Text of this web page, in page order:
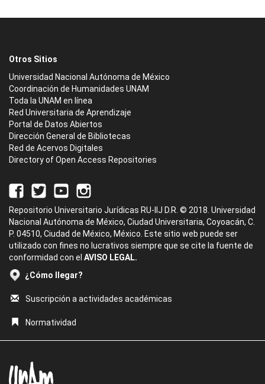
Otros Sitios
Universidad Nacional Autónoma de México
Coordinación de Humanidades UNAM
Toda la UNAM en línea
Red Universitaria de Aprendizaje
Portal de Datos Abiertos
Dirección General de Bibliotecas
Red de Acervos Digitales
Directory of Open Access Repositories
Repositorio Universitario Jurídicas RU-IIJ D.R. © 2018. Universidad
Nacional Autónoma de México, Ciudad Universitaria, Coyoacán, C.
P. 04510, Ciudad de México, México. Este sitio web puede ser
utilizado con fines no lucrativos siempre que se cite la fuente de
conformidad con el AVISO LEGAL.
¿Cómo llegar?
Suscripción a actividades académicas
Normatividad